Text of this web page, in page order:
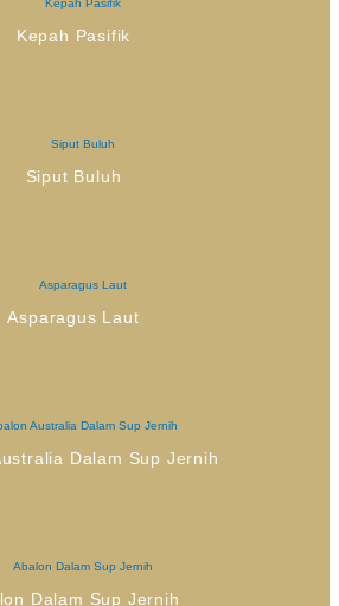
Kepah Pasifik
Siput Buluh
Asparagus Laut
Dalam Sup Jernih
Dalam Sup Jernih